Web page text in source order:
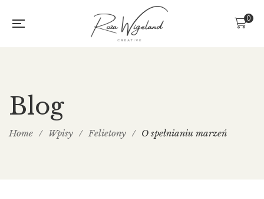
0
Blog
Home / Wpisy / Felietony / O spełnianiu marzeń